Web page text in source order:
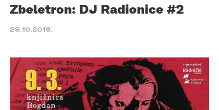
Zbeletron: DJ Radionice #2
29.10.2018.